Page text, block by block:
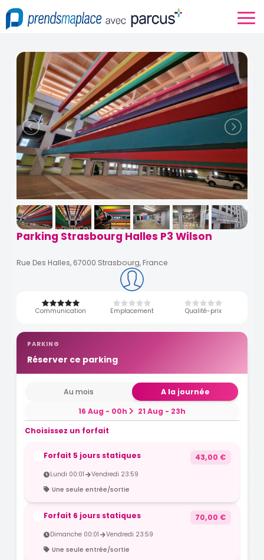
Parking Strasbourg Halles P3 Wilson
Rue Des Halles, 67000 Strasbourg, France
Communication Emplacement Qualité-prix
PARKING
Réserver ce parking
Au mois
A la journée
16 Aug - 00h
21 Aug - 23h
Choisissez un forfait
Forfait 5 jours statiques 43,00 €
Lundi 00:01
Vendredi 23:59
Une seule entrée/sortie
Forfait 6 jours statiques 70,00 €
Dimanche 00:01
Vendredi 23:59
Une seule entrée/sortie